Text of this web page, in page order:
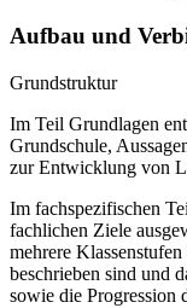
Aufbau und
Grundstruktur
Im Teil Grundlagen
Grundschule,
zur Entwicklung von
Im fachspezifischen
fachlichen Ziele
mehrere
beschrieben sind und
sowie die Progression